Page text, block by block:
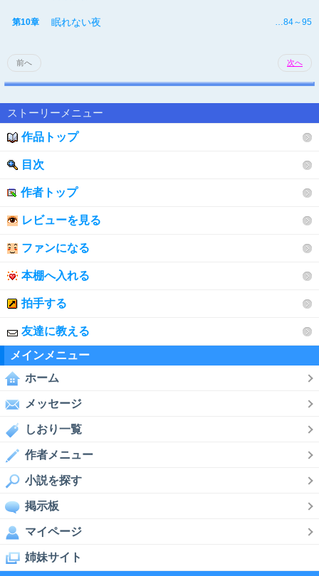
第10章 眠れない夜 …84～95
前へ 次へ
ストーリーメニュー
作品トップ
目次
作者トップ
レビューを見る
ファンになる
本棚へ入れる
拍手する
友達に教える
メインメニュー
ホーム
メッセージ
しおり一覧
作者メニュー
小説を探す
掲示板
マイページ
姉妹サイト